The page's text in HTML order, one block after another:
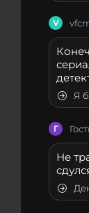
V
Я
Г
Не